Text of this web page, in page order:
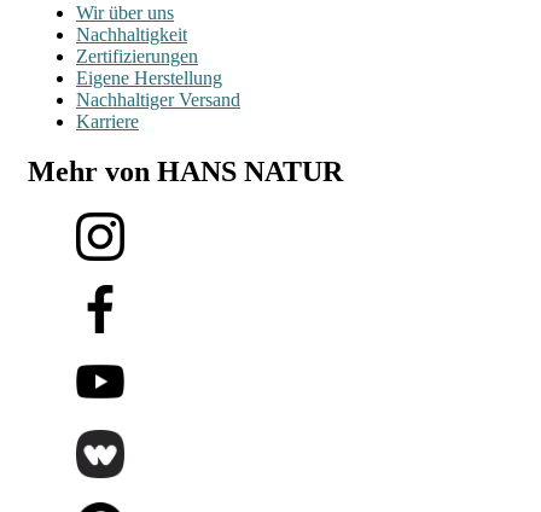
Wir über uns
Nachhaltigkeit
Zertifizierungen
Eigene Herstellung
Nachhaltiger Versand
Karriere
Mehr von HANS NATUR